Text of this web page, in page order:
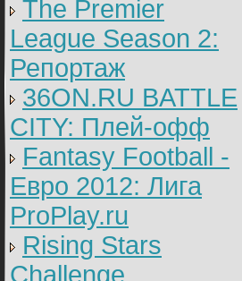
The Premier
League Season 2:
Репортаж
36ON.RU BATTLE
CITY: Плей-офф
Fantasy Football -
Евро 2012: Лига
ProPlay.ru
Rising Stars
Challenge